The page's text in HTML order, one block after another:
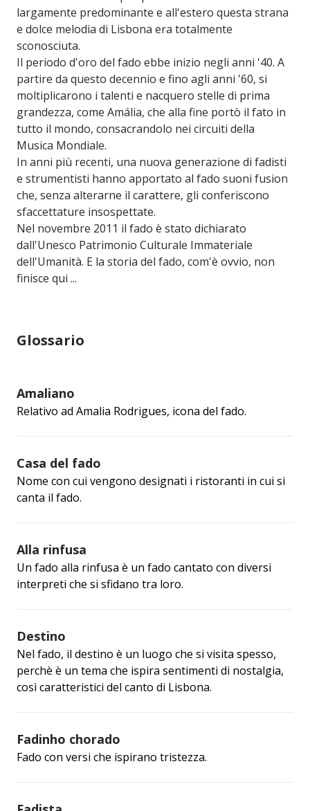
largamente predominante e all'estero questa strana
e dolce melodia di Lisbona era totalmente
sconosciuta.
Il periodo d'oro del fado ebbe inizio negli anni '40. A
partire da questo decennio e fino agli anni '60, si
moltiplicarono i talenti e nacquero stelle di prima
grandezza, come Amália, che alla fine portò il fato in
tutto il mondo, consacrandolo nei circuiti della
Musica Mondiale.
In anni più recenti, una nuova generazione di fadisti
e strumentisti hanno apportato al fado suoni fusion
che, senza alterarne il carattere, gli conferiscono
sfaccettature insospettate.
Nel novembre 2011 il fado è stato dichiarato
dall'Unesco Patrimonio Culturale Immateriale
dell'Umanità. E la storia del fado, com'è ovvio, non
finisce qui ...
Glossario
Amaliano
Relativo ad Amalia Rodrigues, icona del fado.
Casa del fado
Nome con cui vengono designati i ristoranti in cui si
canta il fado.
Alla rinfusa
Un fado alla rinfusa è un fado cantato con diversi
interpreti che si sfidano tra loro.
Destino
Nel fado, il destino è un luogo che si visita spesso,
perchè è un tema che ispira sentimenti di nostalgia,
così caratteristici del canto di Lisbona.
Fadinho chorado
Fado con versi che ispirano tristezza.